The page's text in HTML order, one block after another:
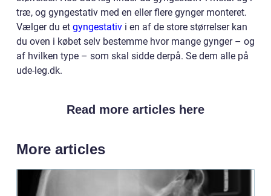
træ, og gyngestativ med en eller flere gynger monteret.
Vælger du et gyngestativ i en af de store størrelser kan
du oven i købet selv bestemme hvor mange gynger – og
af hvilken type – som skal sidde derpå. Se dem alle på
ude-leg.dk.
Read more articles here
More articles